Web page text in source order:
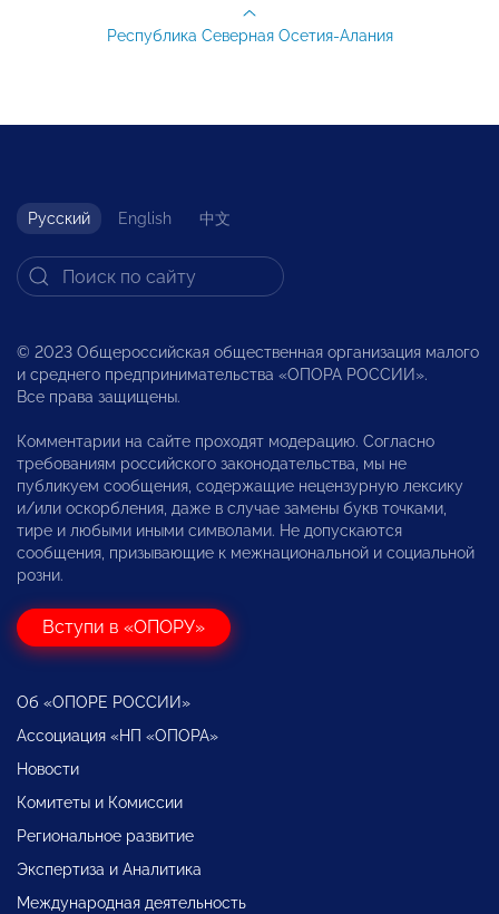
Республика Северная Осетия-Алания
Русский English 中文
© 2023 Общероссийская общественная организация малого
и среднего предпринимательства «ОПОРА РОССИИ».
Все права защищены.
Комментарии на сайте проходят модерацию. Согласно
требованиям российского законодательства, мы не
публикуем сообщения, содержащие нецензурную лексику
и/или оскорбления, даже в случае замены букв точками,
тире и любыми иными символами. Не допускаются
сообщения, призывающие к межнациональной и социальной
розни.
Вступи в «ОПОРУ»
Об «ОПОРЕ РОССИИ»
Ассоциация «НП «ОПОРА»
Новости
Комитеты и Комиссии
Региональное развитие
Экспертиза и Аналитика
Международная деятельность